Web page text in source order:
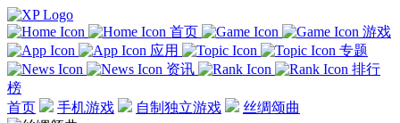
首页
游戏
应用
专题
资讯
排行
榜
首页
手机游戏 自制独立游戏 丝绸颂曲